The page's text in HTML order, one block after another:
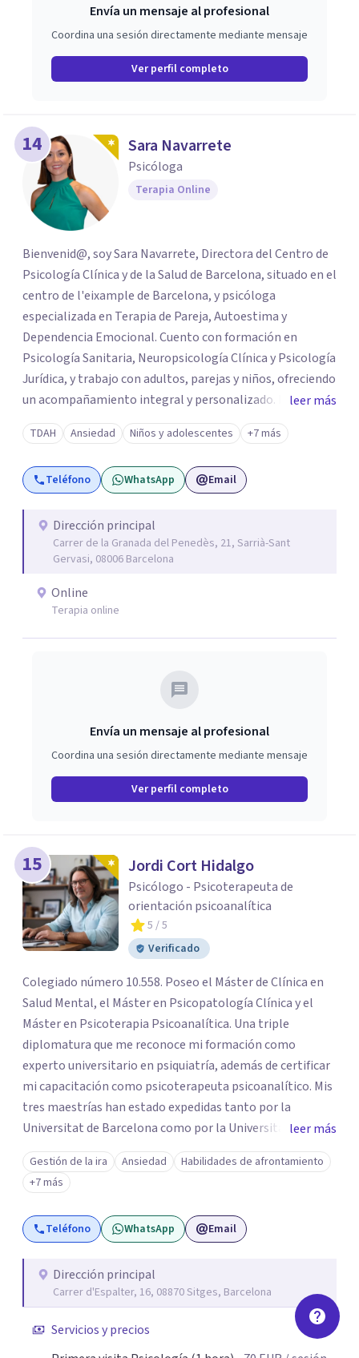
Envía un mensaje al profesional
Coordina una sesión directamente mediante mensaje
Ver perfil completo
14 Sara Navarrete
Psicóloga
Terapia Online
Bienvenid@, soy Sara Navarrete, Directora del Centro de
Psicología Clínica y de la Salud de Barcelona, situado en el
centro de l'eixample de Barcelona, y psicóloga
especializada en Terapia de Pareja, Autoestima y
Dependencia Emocional. Cuento con formación en
Psicología Sanitaria, Neuropsicología Clínica y Psicología
Jurídica, y trabajo con adultos, parejas y niños, ofreciendo
un acompañamiento integral y personalizado. Desarrollo
mi labor en el Centro de Psicología Clínica, acreditado
por el registro autonómico de centros, servicios y
establecimientos sanitarios, y situado en el corazón de
Barcelona, donde tengo el privilegio de compartir
Psicología Clínica y de la Salud.
leer más
TDAH Ansiedad Niños y adolescentes +7 más
Teléfono WhatsApp Email
Dirección principal
Carrer de la Granada del Penedès, 21, Sarrià-Sant
Gervasi, 08006 Barcelona
Online
Terapia online
Envía un mensaje al profesional
Coordina una sesión directamente mediante mensaje
Ver perfil completo
15 Jordi Cort Hidalgo
Psicólogo - Psicoterapeuta de
orientación psicoanalítica
5 / 5
Verificado
Colegiado número 10.558. Poseo el Máster de Clínica en
Salud Mental, el Máster en Psicopatología Clínica y el
Máster en Psicoterapia Psicoanalítica. Una triple
diplomatura que me reconoce mi formación como
experto universitario en psiquiatría, además de certificar
mi capacitación como psicoterapeuta psicoanalítico. Mis
tres maestrías han estado expedidas tanto por la
Universitat de Barcelona como por la Universitat Ramon
Llull. Soy un psicólogo con más de 25 años de experiencia
y practico tanto la psicología clínica como la
psicoterapia psicoanalítica. Las terapias que conduzco no
buscan eliminar los síntomas psicológicos, sino que
pretenden esclarecer las causas que hay en su trasfondo,
desapareciendo. Realizo psicoterapias tanto de alcance
breve como de largo plazo, siempre en función de los
leer más
Gestión de la ira Ansiedad
Habilidades de afrontamiento
+7 más
Teléfono WhatsApp Email
Dirección principal
Carrer d'Espalter, 16, 08870 Sitges, Barcelona
Servicios y precios